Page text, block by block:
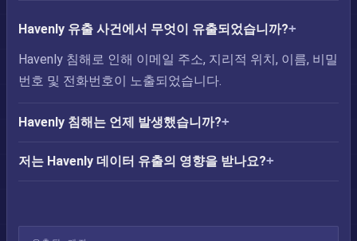
Havenly 유출 사건에서 무엇이 유출되었습니까?
Havenly 침해로 인해 이메일 주소, 지리적 위치, 이름, 비밀
번호 및 전화번호이 노출되었습니다.
Havenly 침해는 언제 발생했습니까?
저는 Havenly 데이터 유출의 영향을 받나요?